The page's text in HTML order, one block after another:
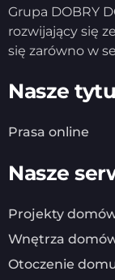
Grupa DOBRY
rozwijający się
się zarówno w
Nasze
Prasa online
Nasze
Projekty
Wnętrza
Otoczenie